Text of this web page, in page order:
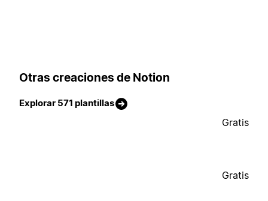
Otras creaciones de Notion
Explorar 571 plantillas
Gratis
Gratis